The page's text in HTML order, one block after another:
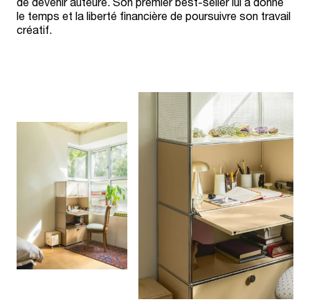
le temps et la liberté financière de poursuivre son travail
créatif.